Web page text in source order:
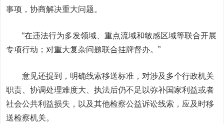
事项，协商解决重大问题。
“在违法行为多发领域、重点流域和敏感区域等联合开展
专项行动；对重大复杂问题联合挂牌督办。”
意见还提到，明确线索移送标准，对涉及多个行政机关
职责、协调处理难度大、执法后仍不足以弥补国家利益或者
社会公共利益损失，以及其他检察公益诉讼线索，应及时移
送检察机关。